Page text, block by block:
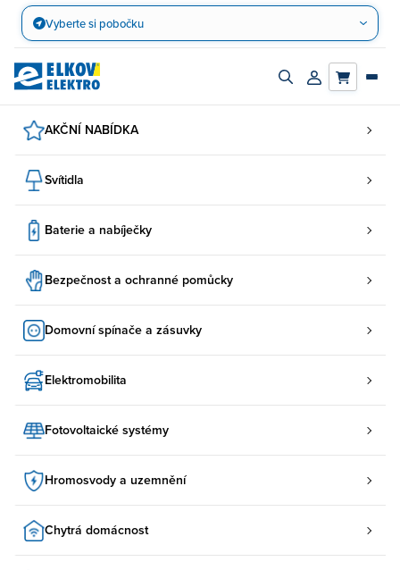
Přejít
obsah
Vyberte si pobočku
Zapnout/vypnout
Přihlásit/
AKČNÍ NABÍDKA
Svítidla
Baterie a nabíječky
Bezpečnost a ochranné pomůcky
Domovní spínače a zásuvky
Elektromobilita
Fotovoltaické systémy
Hromosvody a uzemnění
Chytrá domácnost